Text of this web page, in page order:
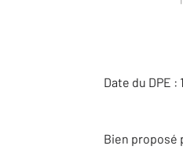
Date du DPE
Bien proposé